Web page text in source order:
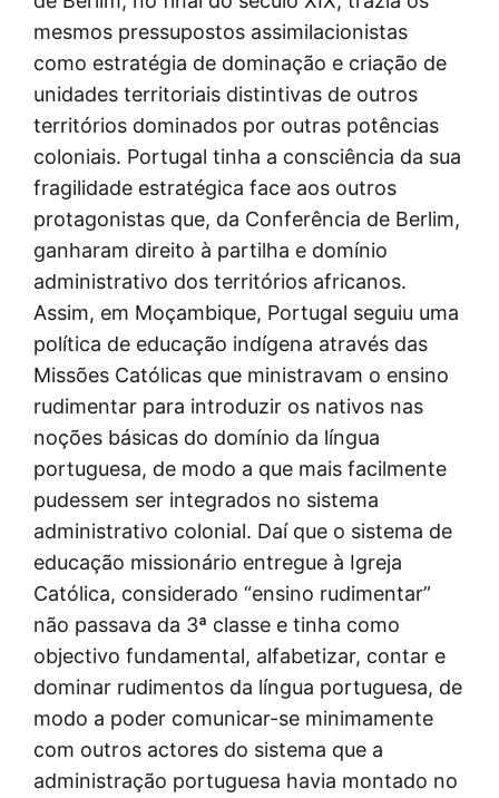
mesmos pressupostos assimilacionistas
como estratégia de dominação e criação de
unidades territoriais distintivas de outros
territórios dominados por outras potências
coloniais. Portugal tinha a consciência da sua
fragilidade estratégica face aos outros
protagonistas que, da Conferência de Berlim,
ganharam direito à partilha e domínio
administrativo dos territórios africanos.
Assim, em Moçambique, Portugal seguiu uma
política de educação indígena através das
Missões Católicas que ministravam o ensino
rudimentar para introduzir os nativos nas
noções básicas do domínio da língua
portuguesa, de modo a que mais facilmente
pudessem ser integrados no sistema
administrativo colonial. Daí que o sistema de
educação missionário entregue à Igreja
Católica, considerado “ensino rudimentar”
não passava da 3ª classe e tinha como
objectivo fundamental, alfabetizar, contar e
dominar rudimentos da língua portuguesa, de
modo a poder comunicar-se minimamente
com outros actores do sistema que a
administração portuguesa havia montado no